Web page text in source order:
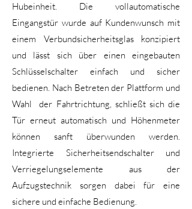
Hubeinheit. Die vollautomatische
Eingangstür wurde auf Kundenwunsch mit
einem Verbundsicherheitsglas konzipiert
und lässt sich über einen eingebauten
Schlüsselschalter einfach und sicher
bedienen. Nach Betreten der Plattform und
Wahl der Fahrtrichtung, schließt sich die
Tür erneut automatisch und Höhenmeter
können sanft überwunden werden.
Integrierte Sicherheitsendschalter und
Verriegelungselemente aus der
Aufzugstechnik sorgen dabei für eine
sichere und einfache Bedienung.